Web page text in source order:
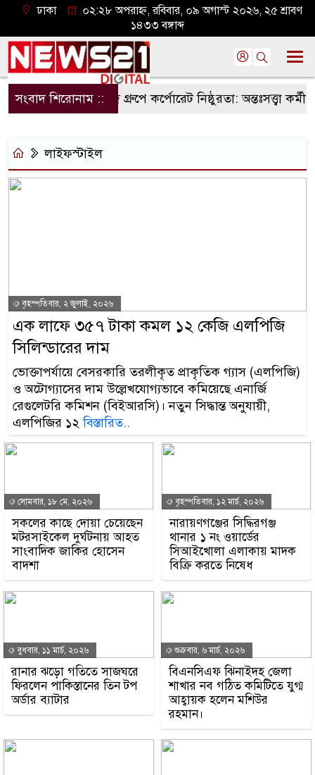
ঢাকা
০২:২৮ অপরাহ্ন, রবিবার, ০৯ অগাস্ট ২০২৬, ২৫ শ্রাবণ
১৪৩৩ বঙ্গাব্দ
সংবাদ শিরোনাম ::কৃষিবিদ গ্রুপে কর্পোরেট নিষ্ঠুরতা: অন্তঃসত্ত্বা কর্মী
লাইফস্টাইল
বৃহস্পতিবার, ২ জুলাই, ২০২৬
এক লাফে ৩৫৭ টাকা কমল ১২ কেজি এলপিজি
সিলিন্ডারের দাম
ভোক্তাপর্যায়ে বেসরকারি তরলীকৃত প্রাকৃতিক গ্যাস (এলপিজি)
ও অটোগ্যাসের দাম উল্লেখযোগ্যভাবে কমিয়েছে এনার্জি
রেগুলেটরি কমিশন (বিইআরসি)। নতুন সিদ্ধান্ত অনুযায়ী,
এলপিজির ১২বিস্তারিত..
সোমবার, ১৮ মে, ২০২৬
সকলের কাছে দোয়া চেয়েছেন
মটরসাইকেল দুর্ঘটনায় আহত
সাংবাদিক জাকির হোসেন
বাদশা
বৃহস্পতিবার, ১২ মার্চ, ২০২৬
নারায়ণগঞ্জের সিদ্ধিরগঞ্জ
থানার ১ নং ওয়ার্ডের
সিআইখোলা এলাকায় মাদক
বিক্রি করতে নিষেধ
বুধবার, ১১ মার্চ, ২০২৬
রানার ঝড়ো গতিতে সাজঘরে
ফিরলেন পাকিস্তানের তিন টপ
অর্ডার ব্যাটার
শুক্রবার, ৬ মার্চ, ২০২৬
বিএনসিএফ ঝিনাইদহ জেলা
শাখার নব গঠিত কমিটিতে যুগ্ম
আহ্বায়ক হলেন মশিউর
রহমান।